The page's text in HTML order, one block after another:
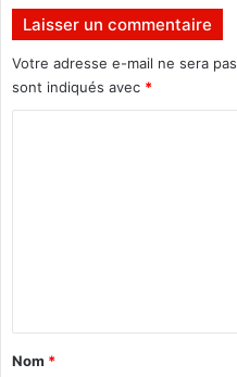
Laisser un commentaire
Votre adresse e-mail ne sera
sont indiqués avec *
a
Nom *